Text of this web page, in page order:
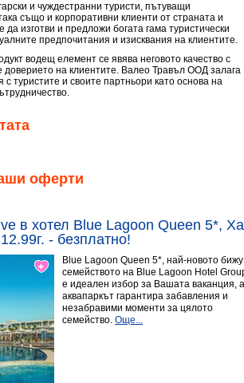
и чуждестранни туристи, пътуващи
също и корпоративни клиенти от страната и
изготви и предложи богата гама туристически
предпочитания и изисквания на клиентите.
водещ елемент се явява неговото качество с
доверието на клиентите. Валео Травъл ООД залага
туристите и своите партньори като основа на
оферти
в хотел Blue Lagoon Queen 5*,
- безплатно!
Blue Lagoon Queen 5*, най-новото бижу
семейството на Blue Lagoon Hotel
е идеален избор за Вашата ваканция, а
аквапаркът гарантира забавления и
незабравими моменти за цялото
семейство. Още...